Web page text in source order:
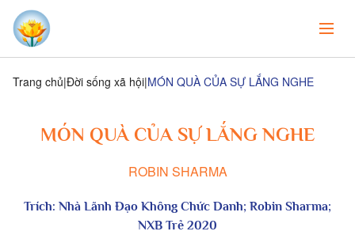
Trang chủ Đời sống xã hội MÓN QUÀ CỦA SỰ LẮNG NGHE
MÓN QUÀ CỦA SỰ LẮNG NGHE
ROBIN SHARMA
Trích: Nhà Lãnh Đạo Không Chức Danh; Robin Sharma;
NXB Trẻ 2020